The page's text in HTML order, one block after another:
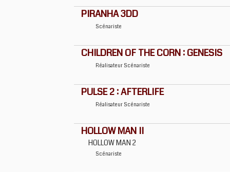
PIRANHA 3DD
Scénariste
CHILDREN OF THE CORN : GENESIS
Réalisateur Scénariste
PULSE 2 : AFTERLIFE
Réalisateur Scénariste
HOLLOW MAN II
HOLLOW MAN 2
Scénariste